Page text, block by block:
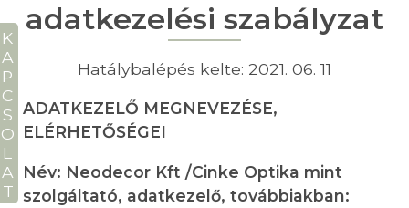
adatkezelési szabályzat
Hatálybalépés kelte: 2021. 06. 11
ADATKEZELŐ MEGNEVEZÉSE,
ELÉRHETŐSÉGEI
Név: Neodecor Kft /Cinke Optika mint
szolgáltató, adatkezelő, továbbiakban: